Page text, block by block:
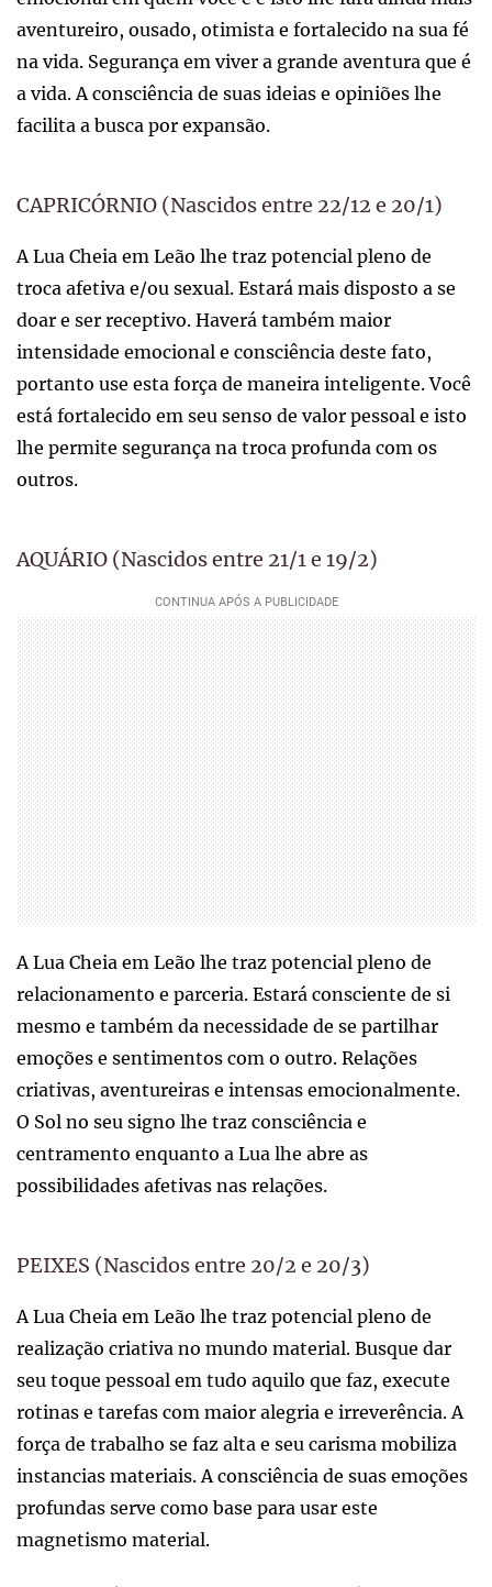
aventureiro, ousado, otimista e fortalecido na sua fé
na vida. Segurança em viver a grande aventura que é
a vida. A consciência de suas ideias e opiniões lhe
facilita a busca por expansão.
CAPRICÓRNIO (Nascidos entre 22/12 e 20/1)
A Lua Cheia em Leão lhe traz potencial pleno de
troca afetiva e/ou sexual. Estará mais disposto a se
doar e ser receptivo. Haverá também maior
intensidade emocional e consciência deste fato,
portanto use esta força de maneira inteligente. Você
está fortalecido em seu senso de valor pessoal e isto
lhe permite segurança na troca profunda com os
outros.
AQUÁRIO (Nascidos entre 21/1 e 19/2)
A Lua Cheia em Leão lhe traz potencial pleno de
relacionamento e parceria. Estará consciente de si
mesmo e também da necessidade de se partilhar
emoções e sentimentos com o outro. Relações
criativas, aventureiras e intensas emocionalmente.
O Sol no seu signo lhe traz consciência e
centramento enquanto a Lua lhe abre as
possibilidades afetivas nas relações.
PEIXES (Nascidos entre 20/2 e 20/3)
A Lua Cheia em Leão lhe traz potencial pleno de
realização criativa no mundo material. Busque dar
seu toque pessoal em tudo aquilo que faz, execute
rotinas e tarefas com maior alegria e irreverência. A
força de trabalho se faz alta e seu carisma mobiliza
instancias materiais. A consciência de suas emoções
profundas serve como base para usar este
magnetismo material.